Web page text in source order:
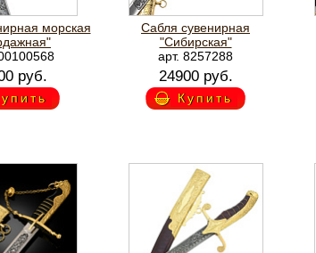
морская
руб.
Сабля сувенирная
"Сибирская"
арт. 8257288
24900 руб.
Купить